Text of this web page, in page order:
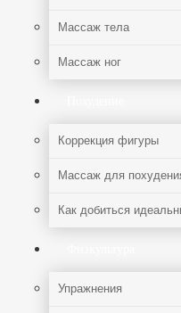
Массаж тела
Массаж ног
Коррекция фигуры
Массаж для
Как добиться
Упражнения